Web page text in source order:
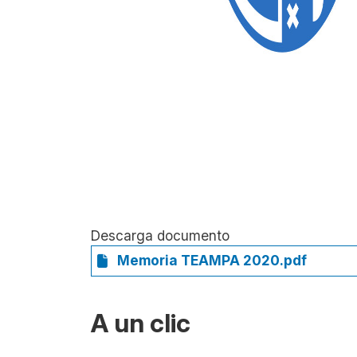
Descarga documento
Memoria TEAMPA 2020.pdf
A un clic